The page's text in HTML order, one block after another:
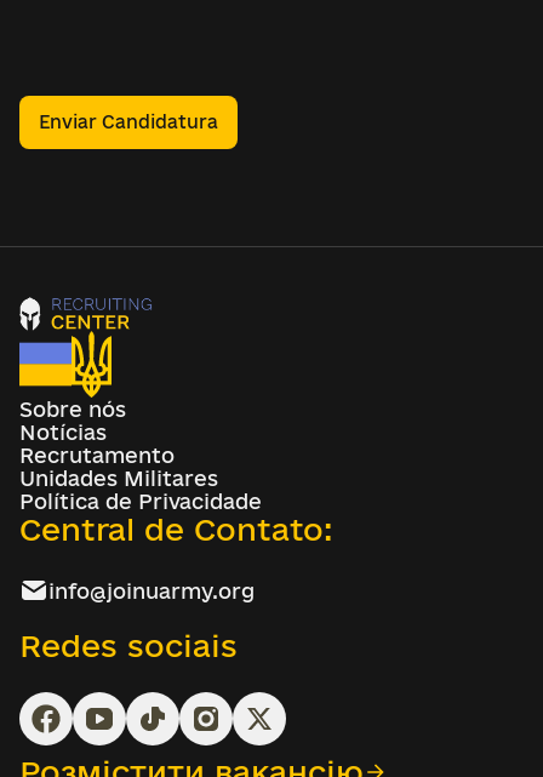
Enviar Candidatura
Sobre nós
Notícias
Recrutamento
Unidades Militares
Política de Privacidade
Central de Contato:
info@joinuarmy.org
Redes sociais